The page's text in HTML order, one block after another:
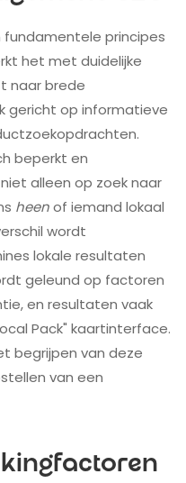
principes
het met duidelijke
naar brede
gericht op informatieve
beperkt en
alleen op zoek naar
heenof iemand lokaal
wordt
lokale resultaten
geleund op factoren
en resultaten vaak
Pack" kaartinterface.
begrijpen van deze
van een